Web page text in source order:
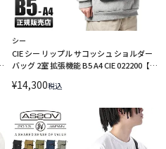
シー
CIE シー リップル サコッシュ ショルダー
バッグ 2室 拡張機能 B5 A4 CIE 022200【在
¥14,300税込